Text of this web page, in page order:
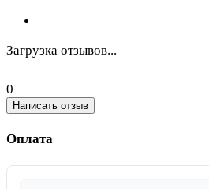
Загрузка отзывов...
0
Написать отзыв
Оплата